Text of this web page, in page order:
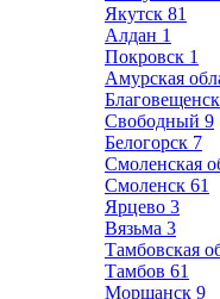
Якутск 81
Алдан 1
Покровск 1
Амурская
Благовещенск
Свободный 9
Белогорск 7
Смоленская
Смоленск 61
Ярцево 3
Вязьма 3
Тамбовская
Тамбов 61
Моршанск 9